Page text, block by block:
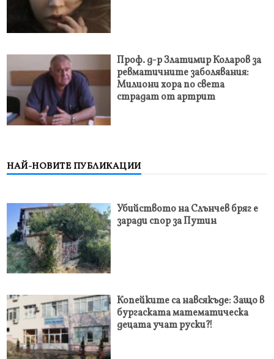
Проф. д-р Златимир Коларов за
ревматичните заболявания:
Милиони хора по света
страдат от артрит
НАЙ-НОВИТЕ ПУБЛИКАЦИИ
Убийството на Слънчев бряг е
заради спор за Путин
Копейките са навсякъде: Защо в
бургаската математическа
децата учат руски?!